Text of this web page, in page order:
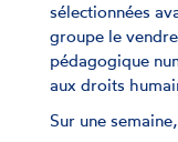
sélectionnées
groupe le
pédagogique
aux droits
Sur une